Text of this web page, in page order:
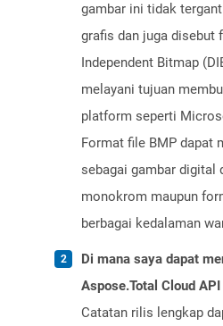
gambar ini tidak
grafis dan juga disebut
Independent Bitmap
melayani tujuan
platform seperti
Format file BMP dapat
sebagai gambar digital
monokrom maupun
berbagai kedalaman
Di mana saya dapat
Aspose.Total Cloud
Catatan rilis lengkap